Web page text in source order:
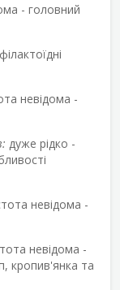
- головний
невідома -
дуже рідко -
невідома -
невідома -
кропив'янка та